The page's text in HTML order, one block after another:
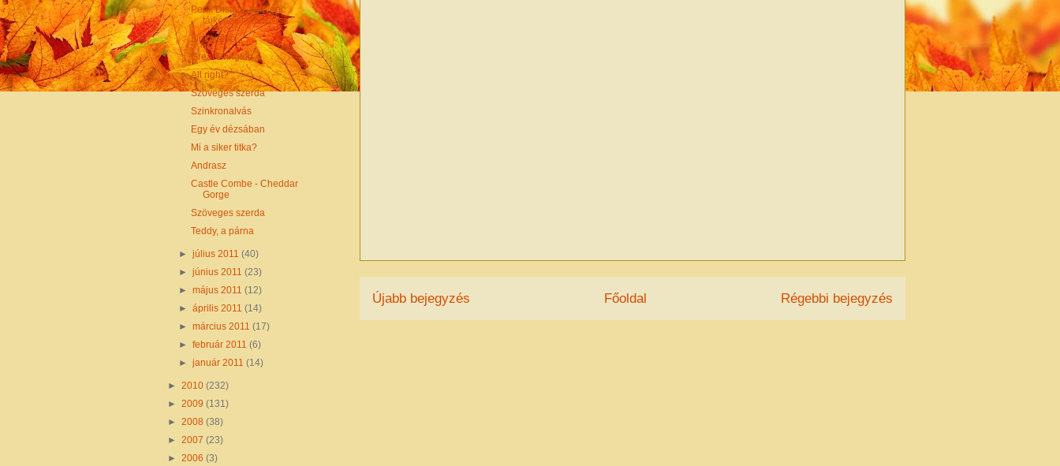
Újabb bejegyzés Régebbi bejegyzés
Főoldal
Peak District, kedvenc
tájképek leltározása
Linkajánló
Great Brington
All right?
Szöveges szerda
Szinkronalvás
Egy év dézsában
Mi a siker titka?
Andrasz
Castle Combe - Cheddar
Gorge
Szöveges szerda
Teddy, a párna
►július 2011(40)
►június 2011(23)
►május 2011(12)
►április 2011(14)
►március 2011(17)
►február 2011(6)
►január 2011(14)
► 2010 (232)
► 2009 (131)
► 2008 (38)
► 2007 (23)
► 2006 (3)